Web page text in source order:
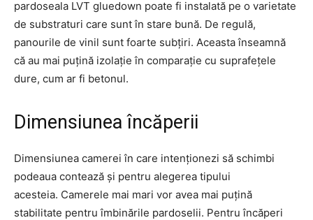
pardoseala LVT gluedown poate fi instalată pe o varietate
de substraturi care sunt în stare bună. De regulă,
panourile de vinil sunt foarte subțiri. Aceasta înseamnă
că au mai puțină izolație în comparație cu suprafețele
dure, cum ar fi betonul.
Dimensiunea încăperii
Dimensiunea camerei în care intenționezi să schimbi
podeaua contează și pentru alegerea tipului
acesteia. Camerele mai mari vor avea mai puțină
stabilitate pentru îmbinările pardoselii. Pentru încăperi